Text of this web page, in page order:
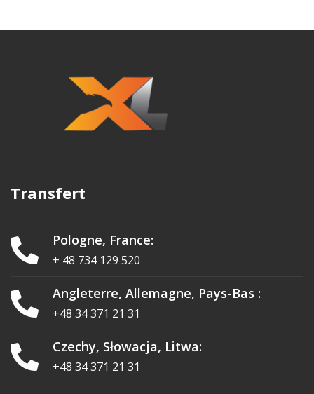
Transfert
Pologne, France:
+ 48 734 129 520
Angleterre, Allemagne, Pays-Bas :
+48 34 371 21 31
Czechy, Słowacja, Litwa:
+48 34 371 21 31